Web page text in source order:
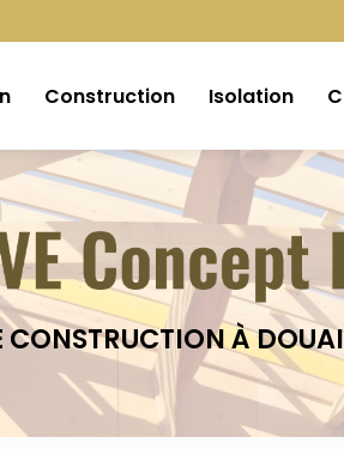
Construction Isolation
CONSTRUCTION À DOUAI